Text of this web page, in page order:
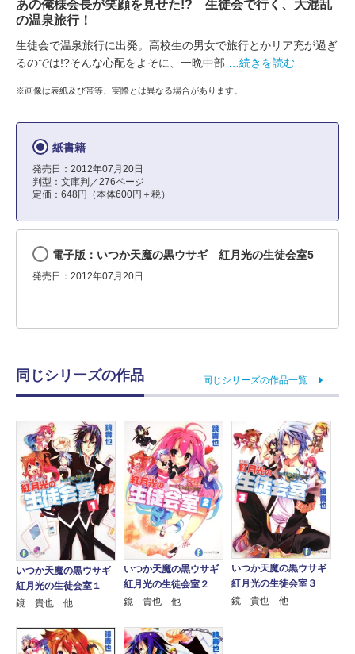
あの俺様会長が笑顔を見せた!? 生徒会で行く、大混乱
の温泉旅行！
生徒会で温泉旅行に出発。高校生の男女で旅行とかリア充が過ぎ
るのでは!?そんな心配をよそに、一晩中部
…続きを読む
※画像は表紙及び帯等、実際とは異なる場合があります。
紙書籍
発売日：2012年07月20日
判型：文庫判／276ページ
定価：648円（本体600円＋税）
電子版：いつか天魔の黒ウサギ 紅月光の生徒会室5
発売日：2012年07月20日
同じシリーズの作品 同じシリーズの作品一覧
いつか天魔の黒ウサギ
紅月光の生徒会室１
鏡 貴也 他
いつか天魔の黒ウサギ
紅月光の生徒会室２
鏡 貴也 他
いつか天魔の黒ウサギ
紅月光の生徒会室３
鏡 貴也 他